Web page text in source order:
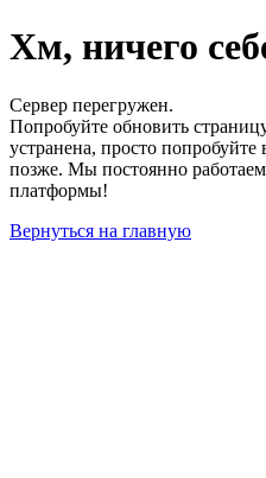
Хм, ничего
Сервер перегружен.
Попробуйте обновить
устранена, просто попробуйте
позже. Мы постоянно
платформы!
Вернуться на главную